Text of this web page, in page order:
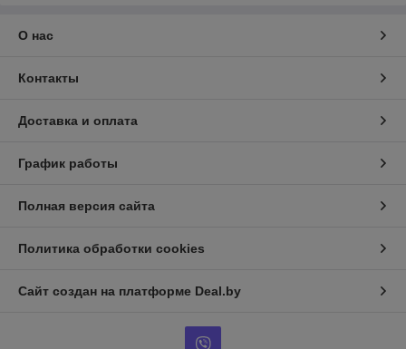
О нас
Контакты
Доставка и оплата
График работы
Полная версия сайта
Политика обработки cookies
Сайт создан на платформе Deal.by